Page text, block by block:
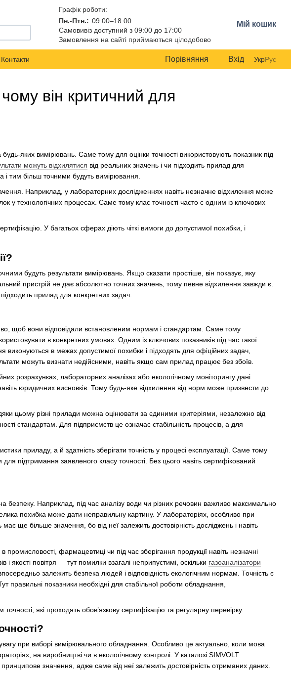
Графік роботи:
Пн.-Птн.: 09:00–18:00
Самовивіз доступний з 09:00 до 17:00
Замовлення на сайті приймаються цілодобово
Мій кошик
Контакти Порівняння Вхід УкрРус
він критичний для
яких вимірювань. Саме тому для оцінки точності використовують показник під
можуть відхилятися від реальних значень і чи підходить прилад для
тим більш точними будуть вимірювання.
Наприклад, у лабораторних дослідженнях навіть незначне відхилення може
у технологічних процесах. Саме тому клас точності часто є одним із ключових
У багатьох сферах діють чіткі вимоги до допустимої похибки, і
будуть результати вимірювань. Якщо сказати простіше, він показує, яку
пристрій не дає абсолютно точних значень, тому певне відхилення завжди є.
прилад для конкретних задач.
щоб вони відповідали встановленим нормам і стандартам. Саме тому
в конкретних умовах. Одним із ключових показників під час такої
виконуються в межах допустимої похибки і підходять для офіційних задач,
можуть визнати недійсними, навіть якщо сам прилад працює без збоїв.
розрахунках, лабораторних аналізах або екологічному моніторингу дані
юридичних висновків. Тому будь-яке відхилення від норм може призвести до
цьому різні прилади можна оцінювати за єдиними критеріями, незалежно від
стандартам. Для підприємств це означає стабільність процесів, а для
приладу, а й здатність зберігати точність у процесі експлуатації. Саме тому
підтримання заявленого класу точності. Без цього навіть сертифікований
безпеку. Наприклад, під час аналізу води чи різних речовин важливо максимально
похибка може дати неправильну картину. У лабораторіях, особливо при
має ще більше значення, бо від неї залежить достовірність досліджень і навіть
фармацевтиці чи під час зберігання продукції навіть незначні
якості повітря — тут помилки взагалі неприпустимі, оскільки газоаналізатори
залежить безпека людей і відповідність екологічним нормам. Точність є
показники необхідні для стабільної роботи обладнання,
які проходять обов’язкову сертифікацію та регулярну перевірку.
при виборі вимірювального обладнання. Особливо це актуально, коли мова
на виробництві чи в екологічному контролі. У каталозі SIMVOLT
значення, адже саме від неї залежить достовірність отриманих даних.